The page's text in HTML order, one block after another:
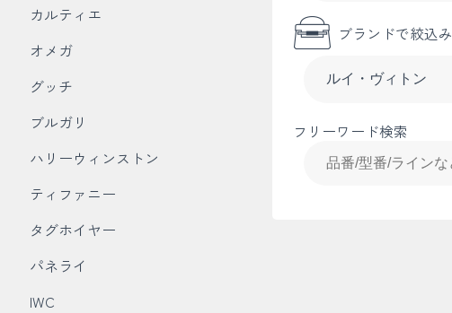
カルティエ
オメガ
グッチ
ブルガリ
ハリーウィンストン
ティファニー
タグホイヤー
パネライ
IWC
ブランドで絞込み
フリーワード検索